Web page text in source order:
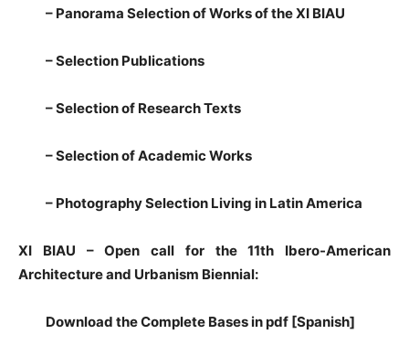
– Panorama Selection of Works of the XI BIAU
– Selection Publications
– Selection of Research Texts
– Selection of Academic Works
– Photography Selection Living in Latin America
XI BIAU – Open call for the 11th Ibero-American
Architecture and Urbanism Biennial:
Download the Complete Bases in pdf [Spanish]